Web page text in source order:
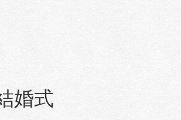
婚式